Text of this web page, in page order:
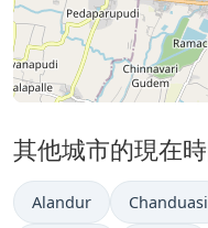
其他城市的現在
Alandur Chanduasi